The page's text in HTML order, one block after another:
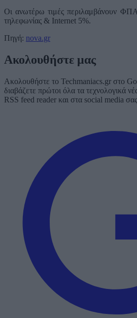
Οι ανωτέρω τιμές περιλαμβάνουν
τηλεφωνίας & Internet 5%.
Πηγή: nova.gr
Ακολουθήστε μας
Ακολουθήστε το Techmaniacs.gr στο
διαβάζετε πρώτοι όλα τα τεχνολογικά
RSS feed reader και στα social media